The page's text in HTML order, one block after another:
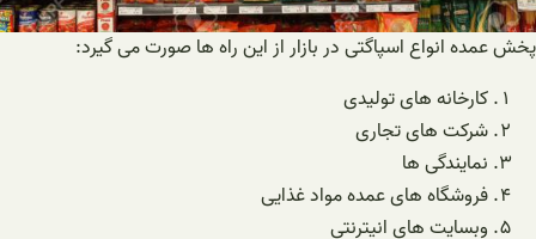
پخش عمده انواع اسپاگتی در بازار از این راه ها صورت می گیرد:
کارخانه های تولیدی
شرکت های تجاری
نمایندگی ها
فروشگاه های عمده مواد غذایی
وبسایت های انیترنتی